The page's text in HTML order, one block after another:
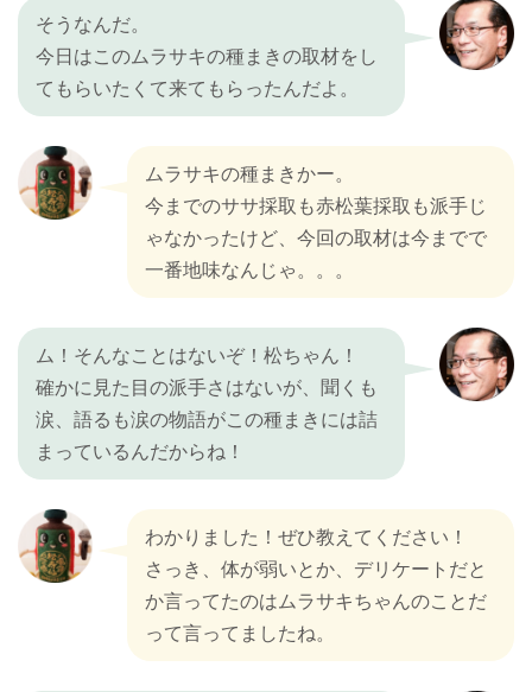
そうなんだ。
今日はこのムラサキの種まきの取材をし
てもらいたくて来てもらったんだよ。
ムラサキの種まきかー。
今までのササ採取も赤松葉採取も派手じ
ゃなかったけど、今回の取材は今までで
一番地味なんじゃ。。。
ム！そんなことはないぞ！松ちゃん！
確かに見た目の派手さはないが、聞くも
涙、語るも涙の物語がこの種まきには詰
まっているんだからね！
わかりました！ぜひ教えてください！
さっき、体が弱いとか、デリケートだと
か言ってたのはムラサキちゃんのことだ
って言ってましたね。